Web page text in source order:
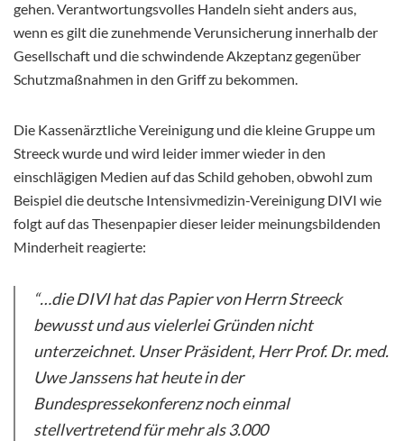
gehen. Verantwortungsvolles Handeln sieht anders aus,
wenn es gilt die zunehmende Verunsicherung innerhalb der
Gesellschaft und die schwindende Akzeptanz gegenüber
Schutzmaßnahmen in den Griff zu bekommen.
Die Kassenärztliche Vereinigung und die kleine Gruppe um
Streeck wurde und wird leider immer wieder in den
einschlägigen Medien auf das Schild gehoben, obwohl zum
Beispiel die deutsche Intensivmedizin-Vereinigung DIVI wie
folgt auf das Thesenpapier dieser leider meinungsbildenden
Minderheit reagierte:
“…die DIVI hat das Papier von Herrn Streeck
bewusst und aus vielerlei Gründen nicht
unterzeichnet. Unser Präsident, Herr Prof. Dr. med.
Uwe Janssens hat heute in der
Bundespressekonferenz noch einmal
stellvertretend für mehr als 3.000